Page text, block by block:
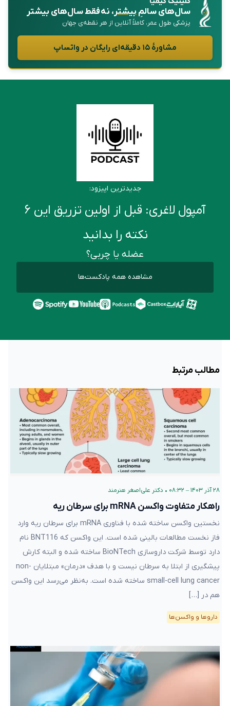
سال‌های سالمِبیشتر، نه فقط سال‌های بیشتر
پزشکی طول عمر، کاملاً آنلاین از هر نقطه‌ی جهان
مشاورهٔ ۱۵ دقیقه‌ای رایگان در واتساپ
جدیدترین اپیزود:
آمپول لاغری: قبل از اولین تزریق این ۶
نکته را بدانید
عضله یا چربی؟
مشاهده همه پادکست‌ها
مطالب مرتبط
۲۸ آذر ۱۴۰۳ – ۰۸:۳۲ • دکتر علی‌اصغر هنرمند
راهکار متفاوت واکسن mRNA برای سرطان ریه
نخستین واکسن ساخته‌ شده با فناوری mRNA برای سرطان ریه وارد
فاز نخست مطالعات بالینی شده است. این واکسن که BNT116 نام
دارد توسط شرکت داروسازی BioNTech ساخته شده و البته کارش
پیشگیری از ابتلا به سرطان نیست و با هدف «درمان» مبتلایان non-
small-cell lung cancer ساخته شده است. به‌نظر می‌رسد این واکسن
هم در […]
دارو‌ها و واکسن‌ها